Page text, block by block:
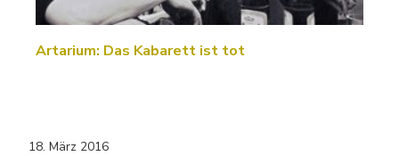
Artarium: Das Kabarett ist tot
18. März 2016